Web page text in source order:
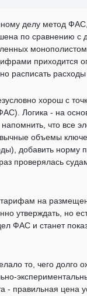
делу метод
по сравнению
приходится
расписать
хорош с
Логика - на
что все
объемы
добавить норму
проверялась
на
утверждать, но
ФАС и станет
то, чего долго
- правильная цена